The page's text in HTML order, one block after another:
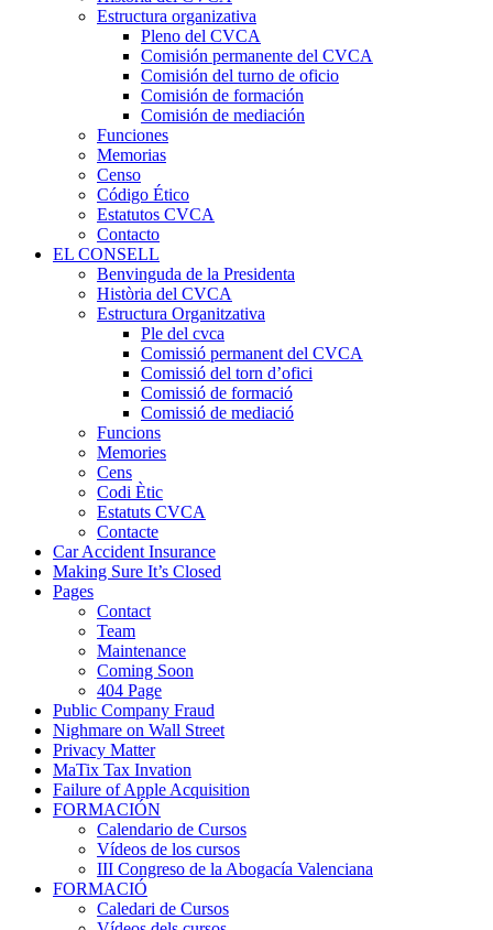
Estructura organizativa
Pleno del CVCA
Comisión permanente del CVCA
Comisión del turno de oficio
Comisión de formación
Comisión de mediación
Funciones
Memorias
Censo
Código Ético
Estatutos CVCA
Contacto
EL CONSELL
Benvinguda de la Presidenta
Història del CVCA
Estructura Organitzativa
Ple del cvca
Comissió permanent del CVCA
Comissió del torn d’ofici
Comissió de formació
Comissió de mediació
Funcions
Memories
Cens
Codi Ètic
Estatuts CVCA
Contacte
Car Accident Insurance
Making Sure It’s Closed
Pages
Contact
Team
Maintenance
Coming Soon
404 Page
Public Company Fraud
Nighmare on Wall Street
Privacy Matter
MaTix Tax Invation
Failure of Apple Acquisition
FORMACIÓN
Calendario de Cursos
Vídeos de los cursos
III Congreso de la Abogacía Valenciana
FORMACIÓ
Caledari de Cursos